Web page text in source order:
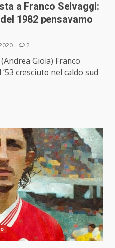
a Franco Selvaggi:
1982 pensavamo
2
(Andrea Gioia) Franco
cresciuto nel caldo sud